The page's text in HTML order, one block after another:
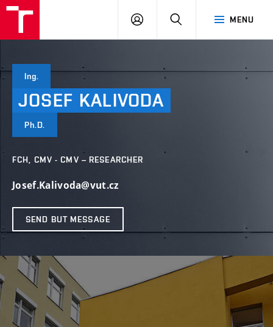
MENU
LOG
SEARCH
Ing.
JOSEF KALIVODA
Ph.D.
FCH, CMV - CMV – RESEARCHER
Josef.Kalivoda@vut.cz
SEND BUT MESSAGE